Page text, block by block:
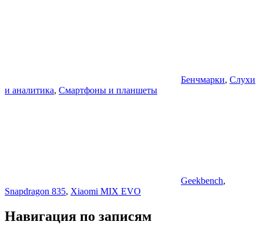
Бенчмарки, Слухи
и аналитика, Смартфоны и планшеты
Geekbench,
Snapdragon 835, Xiaomi MIX EVO
Навигация по записям